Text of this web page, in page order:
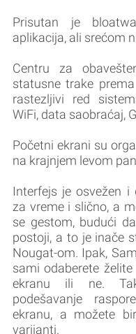
Prisutan je
aplikacija, ali srećom
Centru za
statusne trake
rastezljivi red
WiFi, data saobraćaj,
Početni ekrani su
na krajnjem levom
Interfejs je osvežen i
za vreme i slično, a
se gestom, budući
postoji, a to je inače
Nougat-om. Ipak,
sami odaberete
ekranu ili ne.
podešavanje
ekranu, a možete
varijanti.